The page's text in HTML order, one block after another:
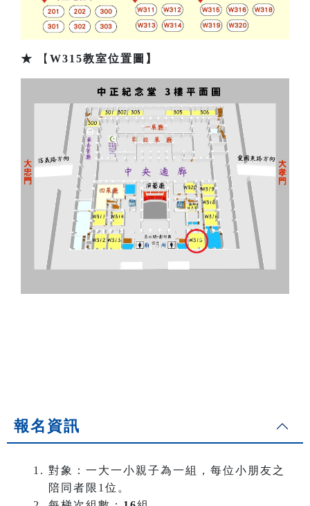
★ 【 W315教室位置圖】
報名資訊
對象：一大一小親子為一組，每位小朋友之
陪同者限1位。